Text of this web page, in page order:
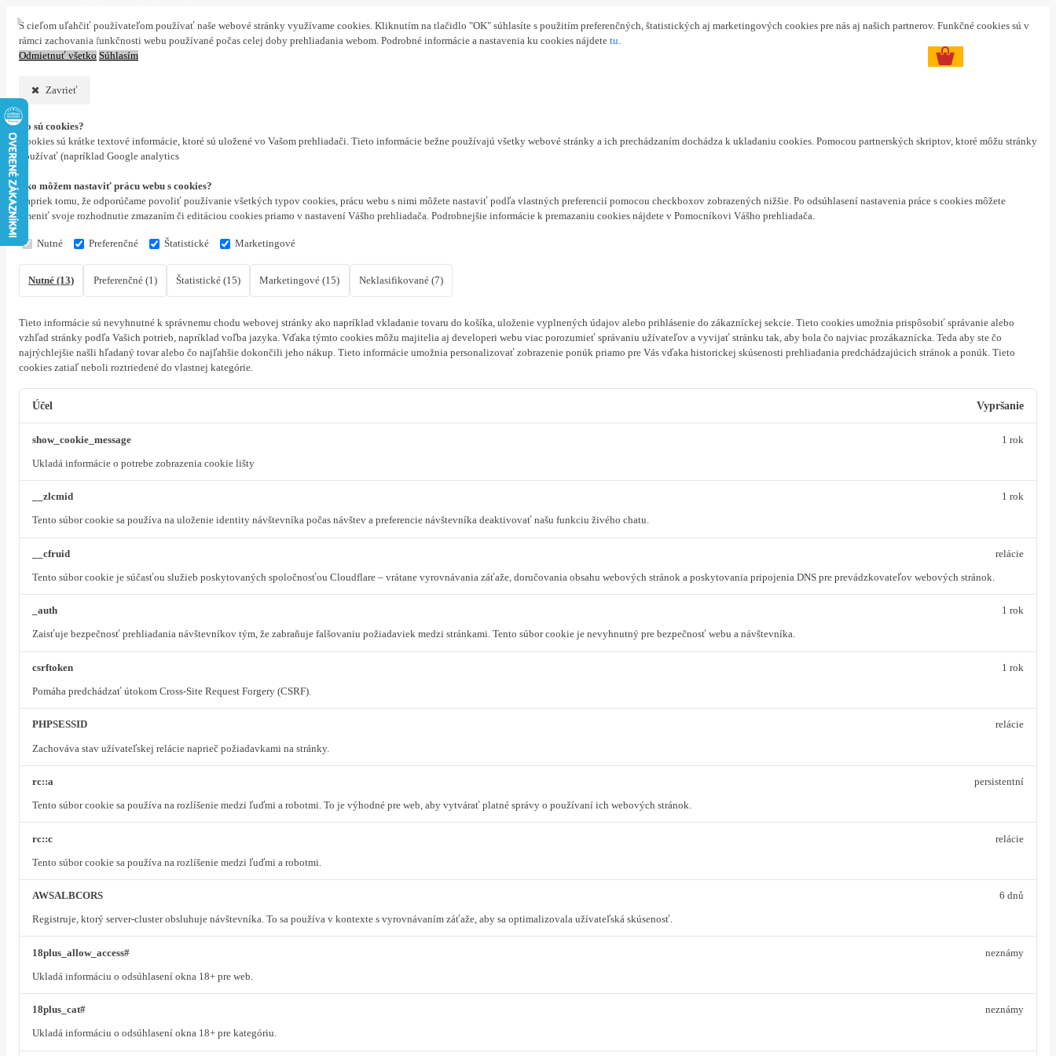
S cieľom uľahčiť používateľom používať naše webové stránky využívame cookies. Kliknutím na tlačidlo "OK" súhlasíte s použitím preferenčných, štatistických aj marketingových cookies pre nás aj našich partnerov. Funkčné cookies sú v
rámci zachovania funkčnosti webu používané počas celej doby prehliadania webom. Podrobné informácie a nastavenia ku cookies nájdete tu.
Odmietnuť všetko Súhlasím
Zavrieť
Čo sú cookies?
Cookies sú krátke textové informácie, ktoré sú uložené vo Vašom prehliadači. Tieto informácie bežne používajú všetky webové stránky a ich prechádzaním dochádza k ukladaniu cookies. Pomocou partnerských skriptov, ktoré môžu stránky
používať (napríklad Google analytics
Ako môžem nastaviť prácu webu s cookies?
Napriek tomu, že odporúčame povoliť používanie všetkých typov cookies, prácu webu s nimi môžete nastaviť podľa vlastných preferencií pomocou checkboxov zobrazených nižšie. Po odsúhlasení nastavenia práce s cookies môžete
zmeniť svoje rozhodnutie zmazaním či editáciou cookies priamo v nastavení Vášho prehliadača. Podrobnejšie informácie k premazaniu cookies nájdete v Pomocníkovi Vášho prehliadača.
Nutné Preferenčné Štatistické Marketingové
Nutné (13) Preferenčné (1) Štatistické (15) Marketingové (15) Neklasifikované (7)
Tieto informácie sú nevyhnutné k správnemu chodu webovej stránky ako napríklad vkladanie tovaru do košíka, uloženie vyplnených údajov alebo prihlásenie do zákazníckej sekcie. Tieto cookies umožnia prispôsobiť správanie alebo
vzhľad stránky podľa Vašich potrieb, napríklad voľba jazyka. Vďaka týmto cookies môžu majitelia aj developeri webu viac porozumieť správaniu užívateľov a vyvijať stránku tak, aby bola čo najviac prozákaznícka. Teda aby ste čo
najrýchlejšie našli hľadaný tovar alebo čo najľahšie dokončili jeho nákup. Tieto informácie umožnia personalizovať zobrazenie ponúk priamo pre Vás vďaka historickej skúsenosti prehliadania predchádzajúcich stránok a ponúk. Tieto
cookies zatiaľ neboli roztriedené do vlastnej kategórie.
Účel Vypršanie
show_cookie_message
Ukladá informácie o potrebe zobrazenia cookie lišty
1 rok
__zlcmid
Tento súbor cookie sa používa na uloženie identity návštevníka počas návštev a preferencie návštevníka deaktivovať našu funkciu živého chatu.
1 rok
__cfruid
Tento súbor cookie je súčasťou služieb poskytovaných spoločnosťou Cloudflare – vrátane vyrovnávania záťaže, doručovania obsahu webových stránok a poskytovania pripojenia DNS pre prevádzkovateľov webových stránok.
relácie
_auth
Zaisťuje bezpečnosť prehliadania návštevníkov tým, že zabraňuje falšovaniu požiadaviek medzi stránkami. Tento súbor cookie je nevyhnutný pre bezpečnosť webu a návštevníka.
1 rok
csrftoken
Pomáha predchádzať útokom Cross-Site Request Forgery (CSRF).
1 rok
PHPSESSID
Zachováva stav užívateľskej relácie naprieč požiadavkami na stránky.
relácie
rc::a
Tento súbor cookie sa používa na rozlíšenie medzi ľuďmi a robotmi. To je výhodné pre web, aby vytvárať platné správy o používaní ich webových stránok.
persistentní
rc::c
Tento súbor cookie sa používa na rozlíšenie medzi ľuďmi a robotmi.
relácie
AWSALBCORS
Registruje, ktorý server-cluster obsluhuje návštevníka. To sa používa v kontexte s vyrovnávaním záťaže, aby sa optimalizovala užívateľská skúsenosť.
6 dnů
18plus_allow_access#
Ukladá informáciu o odsúhlasení okna 18+ pre web.
neznámy
18plus_cat#
Ukladá informáciu o odsúhlasení okna 18+ pre kategóriu.
neznámy
0 ks